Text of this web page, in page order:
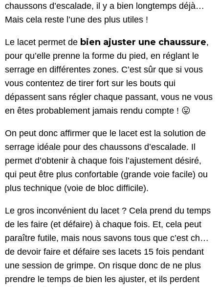
chaussons d’escalade, il y a bien longtemps déjà…
Mais cela reste l’une des plus utiles !
Le lacet permet de bien ajuster une chaussure,
pour qu’elle prenne la forme du pied, en réglant le
serrage en différentes zones. C’est sûr que si vous
vous contentez de tirer fort sur les bouts qui
dépassent sans régler chaque passant, vous ne vous
en êtes probablement jamais rendu compte ! 😛
On peut donc affirmer que le lacet est la solution de
serrage idéale pour des chaussons d’escalade. Il
permet d’obtenir à chaque fois l’ajustement désiré,
qui peut être plus confortable (grande voie facile) ou
plus technique (voie de bloc difficile).
Le gros inconvénient du lacet ? Cela prend du temps
de les faire (et défaire) à chaque fois. Et, cela peut
paraître futile, mais nous savons tous que c’est ch…
de devoir faire et défaire ses lacets 15 fois pendant
une session de grimpe. On risque donc de ne plus
prendre le temps de bien les ajuster, et ils perdent